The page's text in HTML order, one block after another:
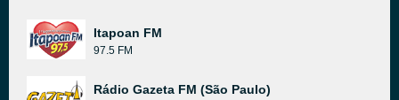
Itapoan FM
97.5 FM
Rádio Gazeta FM (São Paulo)